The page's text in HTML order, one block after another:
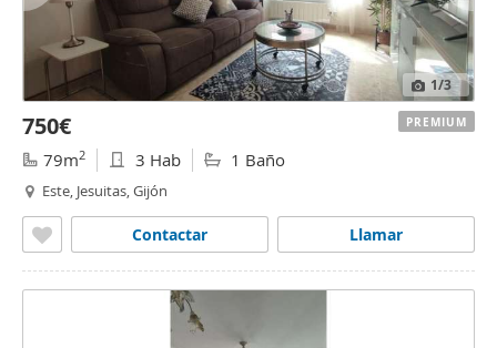
1/3
750€
79m2 3 Hab 1 Baño
Este, Jesuitas, Gijón
Llamar
Contactar
PREMIUM